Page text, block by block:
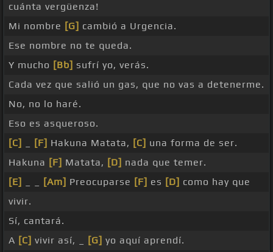
cuánta vergüenza!
Mi nombre [G] cambió a Urgencia.
Ese nombre no te queda.
Y mucho [Bb] sufrí yo, verás.
Cada vez que salió un gas, que no vas a detenerme.
No, no lo haré.
Eso es asqueroso.
[C]
[F] Hakuna Matata, [C] una forma de ser.
Hakuna [F] Matata, [D] nada que temer.
[E]
[Am] Preocuparse [F] es [D] como hay que
vivir.
Sí, cantará.
A [C] vivir así, _ [G] yo aquí aprendí.